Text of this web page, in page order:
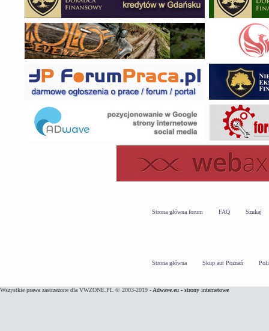
Strona główna forum FAQ Szukaj
Strona główna Skup aut Poznań
Wszystkie prawa zastrzeżone dla VWZONE.PL © 2003-2019 - Adwave.eu - strony internetowe